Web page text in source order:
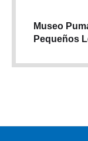
Museo
Pequeños